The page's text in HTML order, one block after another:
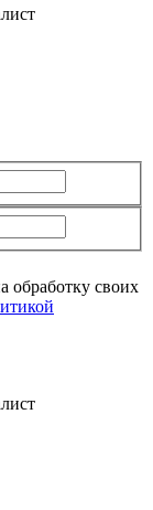
обработку своих